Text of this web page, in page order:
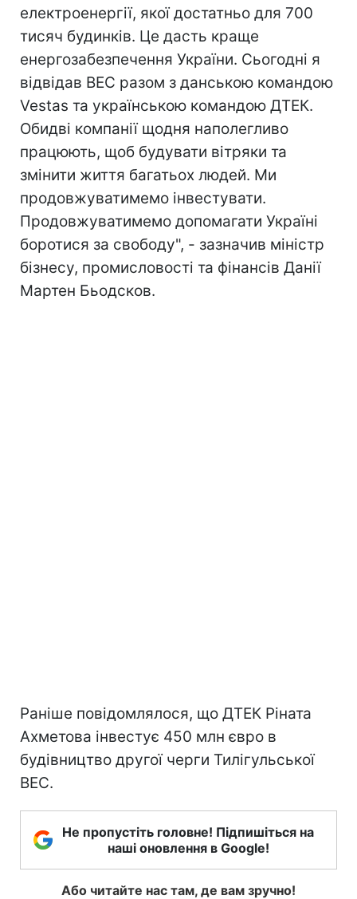
електроенергії, якої достатньо для 700
тисяч будинків. Це дасть краще
енергозабезпечення України. Сьогодні я
відвідав ВЕС разом з данською командою
Vestas та українською командою ДТЕК.
Обидві компанії щодня наполегливо
працюють, щоб будувати вітряки та
змінити життя багатьох людей. Ми
продовжуватимемо інвестувати.
Продовжуватимемо допомагати Україні
боротися за свободу", - зазначив міністр
бізнесу, промисловості та фінансів Данії
Мартен Бьодсков.
Раніше повідомлялося, що ДТЕК Ріната
Ахметова інвестує 450 млн євро в
будівництво другої черги Тилігульської
ВЕС.
Не пропустіть головне! Підпишіться на
наші оновлення в Google!
Або читайте нас там, де вам зручно!